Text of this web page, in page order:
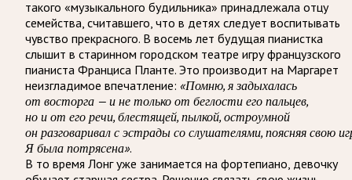
такого «музыкального будильника» принадлежала отцу
семейства, считавшего, что в детях следует воспитывать
чувство прекрасного. В восемь лет будущая пианистка
слышит в старинном городском театре игру французского
пианиста Франциса Планте. Это производит на Маргарет
неизгладимое впечатление: «Помню, я задыхалась
от восторга — и не только от беглости его пальцев,
но и от его речи, блестящей, пылкой, остроумной
он разговаривал с эстрады со слушателями, поясняя свою
Я была потрясена».
В то время Лонг уже занимается на фортепиано, девочку